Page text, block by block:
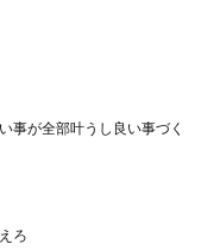
事が全部叶うし良い事づく
ろ